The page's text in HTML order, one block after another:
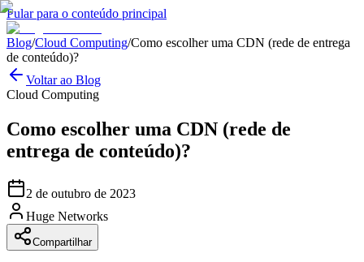
Pular para o conteúdo principal
Blog/Cloud Computing/Como escolher uma CDN (rede de entrega
de conteúdo)?
Voltar ao Blog
Cloud Computing
Como escolher uma CDN (rede de
entrega de conteúdo)?
2 de outubro de 2023
Huge Networks
Compartilhar